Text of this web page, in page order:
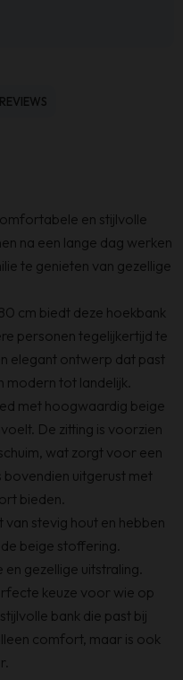
REVIEWS
en stijlvolle
na een lange dag werken
te genieten van gezellige
cm biedt deze hoekbank
personen tegelijkertijd te
elegant ontwerp dat past
modern tot landelijk.
met hoogwaardig beige
De zitting is voorzien
wat zorgt voor een
uitgerust met
bieden.
van stevig hout en hebben
beige stoffering.
gezellige uitstraling.
keuze voor wie op
bank die past bij
comfort, maar is ook